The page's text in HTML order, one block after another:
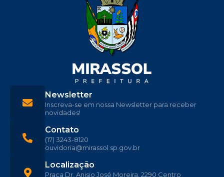
Localização
Praça Dr. Anisio José Moreira, 2290 Centro
Contato
(17) 3243-8120
ouvidoria@mirassol.sp.gov.br
Newsletter
Inscreva-se em nossa Newsletter para receber
novidades!